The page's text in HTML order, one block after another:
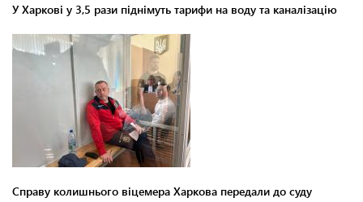
У Харкові у 3,5 рази піднімуть тарифи на воду та каналізацію
Справу колишнього віцемера Харкова передали до суду